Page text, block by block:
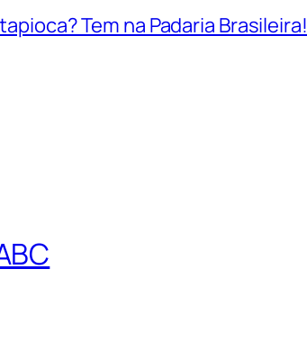
Tem na Padaria Brasileira!